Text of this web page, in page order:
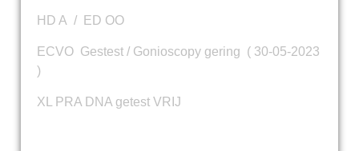
HD A / ED OO
ECVO Gestest / Gonioscopy gering ( 30-05-2023
)
XL PRA DNA getest VRIJ